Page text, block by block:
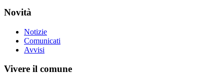
Novità
Notizie
Comunicati
Avvisi
Vivere il comune